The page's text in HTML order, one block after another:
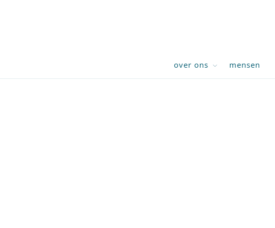
over ons mensen